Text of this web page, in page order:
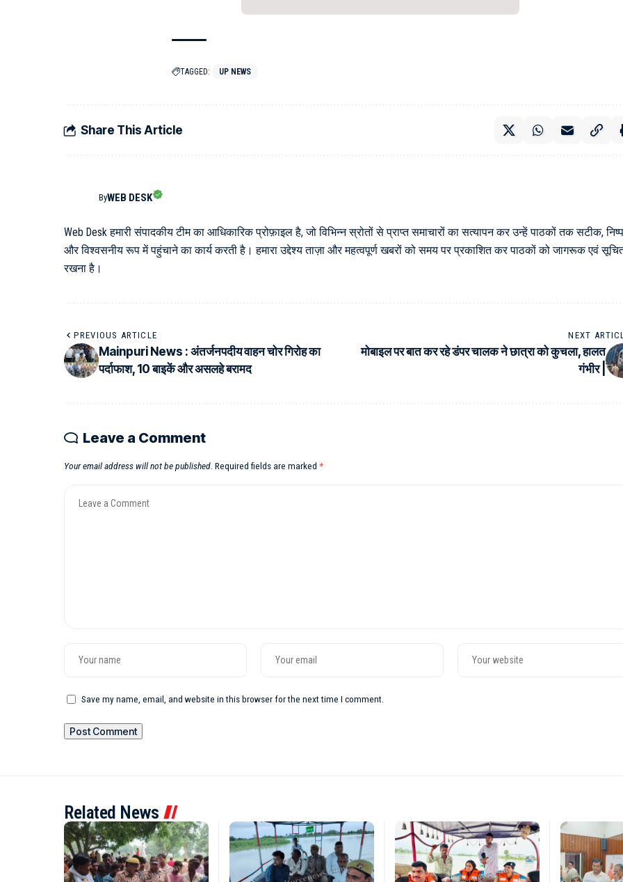
TAGGED: UP NEWS
Share This Article
ByWEB DESK
Web Desk हमारी संपादकीय टीम का आधिकारिक प्रोफ़ाइल है, जो विभिन्न स्रोतों से प्राप्त समाचारों का सत्यापन कर उन्हें पाठकों तक सटीक,
और विश्वसनीय रूप में पहुंचाने का कार्य करती है। हमारा उद्देश्य ताज़ा और महत्वपूर्ण खबरों को समय पर प्रकाशित कर पाठकों को जागरूक एवं
रखना है।
PREVIOUS ARTICLE
Mainpuri News : अंतर्जनपदीय वाहन चोर गिरोह का
पर्दाफाश, 10 बाइकें और असलहे बरामद
NEXT
मोबाइल पर बात कर रहे डंपर चालक ने छात्रा को कुचला, हालत
गंभीर |
Leave a Comment
Your email address will not be published. Required fields are marked *
Save my name, email, and website in this browser for the next time I comment.
Related News